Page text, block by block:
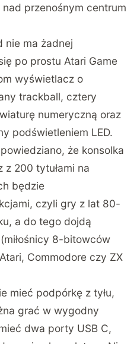
przenośnym centrum
nie ma żadnej
po prostu Atari Game
wyświetlacz o
trackball, cztery
numeryczną oraz
podświetleniem LED.
że konsolka
200 tytułami na
będzie
czyli gry z lat 80-
a do tego dojdą
8-bitowców
Commodore czy ZX
mieć podpórkę z tyłu,
grać w wygodny
dwa porty USB C,